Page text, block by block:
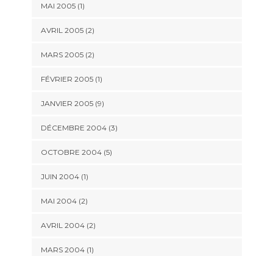
MAI 2005 (1)
AVRIL 2005 (2)
MARS 2005 (2)
FÉVRIER 2005 (1)
JANVIER 2005 (9)
DÉCEMBRE 2004 (3)
OCTOBRE 2004 (5)
JUIN 2004 (1)
MAI 2004 (2)
AVRIL 2004 (2)
MARS 2004 (1)